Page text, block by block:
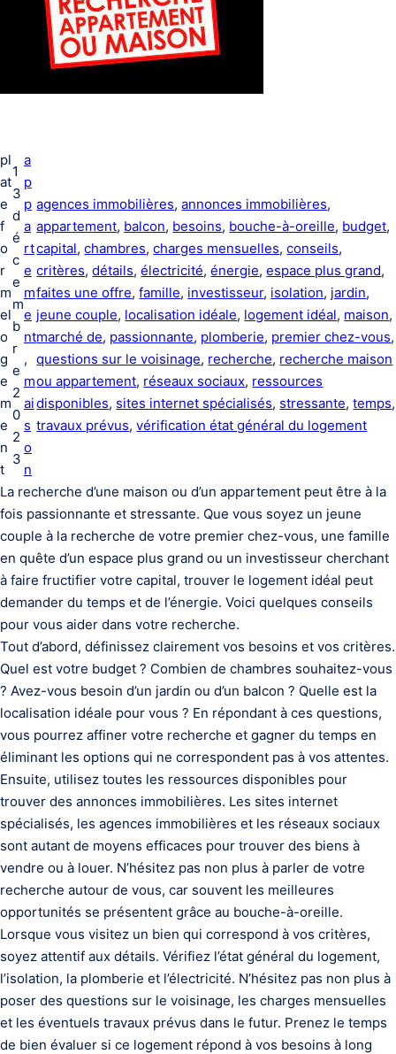
pl
at
e
f
o
r
m
el
o
g
e
m
e
n
t
1
3
d
é
c
e
m
b
r
e
2
0
2
3
a
p
p
a
rt
e
m
e
nt
m
ai
s
o
n
agences immobilières, annonces immobilières
appartement, balcon, besoins, bouche-à-oreille, budget
capital, chambres, charges mensuelles, conseils
critères, détails, électricité, énergie, espace plus grand
faites une offre, famille, investisseur, isolation, jardin
jeune couple, localisation idéale, logement idéal, maison
marché de, passionnante, plomberie, premier chez-vous
questions sur le voisinage, recherche, recherche maison
ou appartement, réseaux sociaux, ressources
disponibles, sites internet spécialisés, stressante, temps
travaux prévus, vérification état général du logement
La recherche d’une maison ou d’un appartement peut être à la
fois passionnante et stressante. Que vous soyez un jeune
couple à la recherche de votre premier chez-vous, une famille
en quête d’un espace plus grand ou un investisseur cherchant
à faire fructifier votre capital, trouver le logement idéal peut
demander du temps et de l’énergie. Voici quelques conseils
pour vous aider dans votre recherche.
Tout d’abord, définissez clairement vos besoins et vos critères.
Quel est votre budget ? Combien de chambres souhaitez-vous
? Avez-vous besoin d’un jardin ou d’un balcon ? Quelle est la
localisation idéale pour vous ? En répondant à ces questions,
vous pourrez affiner votre recherche et gagner du temps en
éliminant les options qui ne correspondent pas à vos attentes.
Ensuite, utilisez toutes les ressources disponibles pour
trouver des annonces immobilières. Les sites internet
spécialisés, les agences immobilières et les réseaux sociaux
sont autant de moyens efficaces pour trouver des biens à
vendre ou à louer. N’hésitez pas non plus à parler de votre
recherche autour de vous, car souvent les meilleures
opportunités se présentent grâce au bouche-à-oreille.
Lorsque vous visitez un bien qui correspond à vos critères,
soyez attentif aux détails. Vérifiez l’état général du logement,
l’isolation, la plomberie et l’électricité. N’hésitez pas non plus à
poser des questions sur le voisinage, les charges mensuelles
et les éventuels travaux prévus dans le futur. Prenez le temps
de bien évaluer si ce logement répond à vos besoins à long